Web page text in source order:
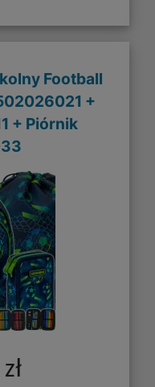
Football
+
+ Piórnik